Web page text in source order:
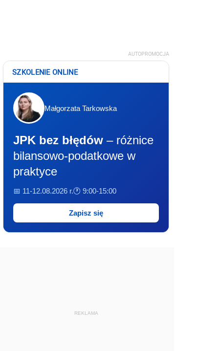
AUTOPROMOCJA
SZKOLENIE ONLINE
Małgorzata Tarkowska
JPK bez błędów – różnice
bilansowo-podatkowe w
praktyce
📅 11-12.08.2026 r.🕐 9:00-15:00
Zapisz się
REKLAMA